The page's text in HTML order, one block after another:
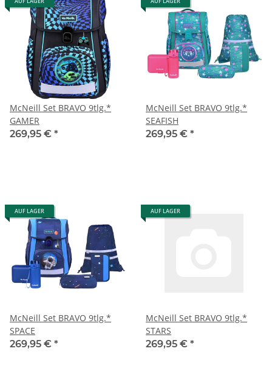
McNeill Set BRAVO 9tlg.*
GAMER
269,95 € *
McNeill Set BRAVO 9tlg.*
SEAFISH
269,95 € *
AUF LAGER
McNeill Set BRAVO 9tlg.*
SPACE
269,95 € *
AUF LAGER
McNeill Set BRAVO 9tlg.*
STARS
269,95 € *